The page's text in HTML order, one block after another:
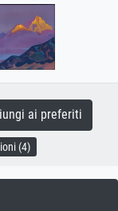
ai preferiti
(4)